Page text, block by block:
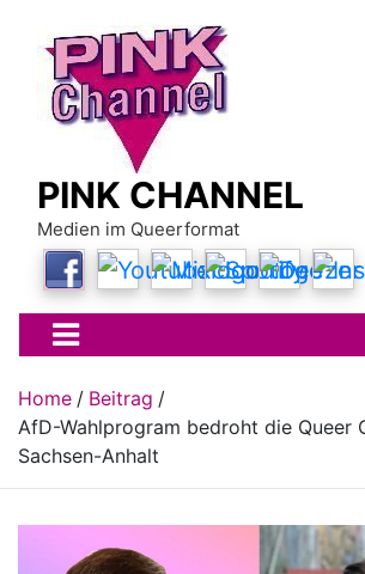
content
PINK CHANNEL
Medien im Queerformat
Home
Beitrag
AfD-Wahlprogram bedroht die Queer
Sachsen-Anhalt